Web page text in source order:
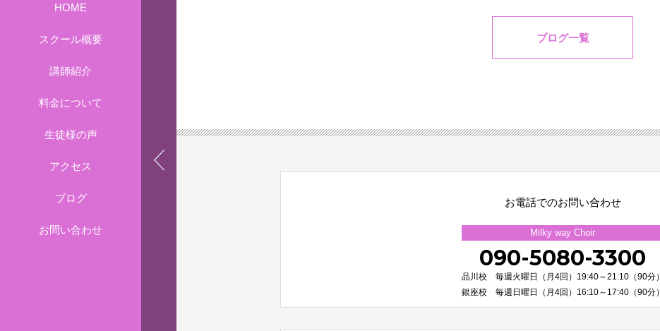
HOME
スクール概要
講師紹介
料金について
生徒様の声
アクセス
ブログ
お問い合わせ
ブログ一覧
お電話でのお問い合わせ
Milky way Choir
090-5080-3300
品川校 毎週火曜日（月4回）19:40～21:10（90分）
銀座校 毎週日曜日（月4回）16:10～17:40（90分）